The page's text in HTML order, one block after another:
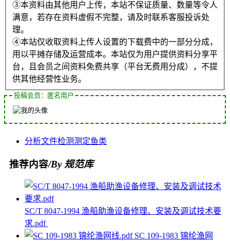
③本资料由其他用户上传，本站不保证质量、数量等令人
满意，若存在资料虚假不完整，请及时联系客服投诉处
理。
④本站仅收取资料上传人设置的下载费中的一部分分成，
用以平摊存储及运营成本。本站仅为用户提供资料分享平
台，且会员之间资料免费共享（平台无费用分成），不提
供其他经营性业务。
投稿会员：匿名用户
分析文件检测测定鱼类
推荐内容/By 规范库
SC/T 8047-1994 渔船助渔设备修理、安装及调试技术要
求.pdf
SC 109-1983 锦纶渔网